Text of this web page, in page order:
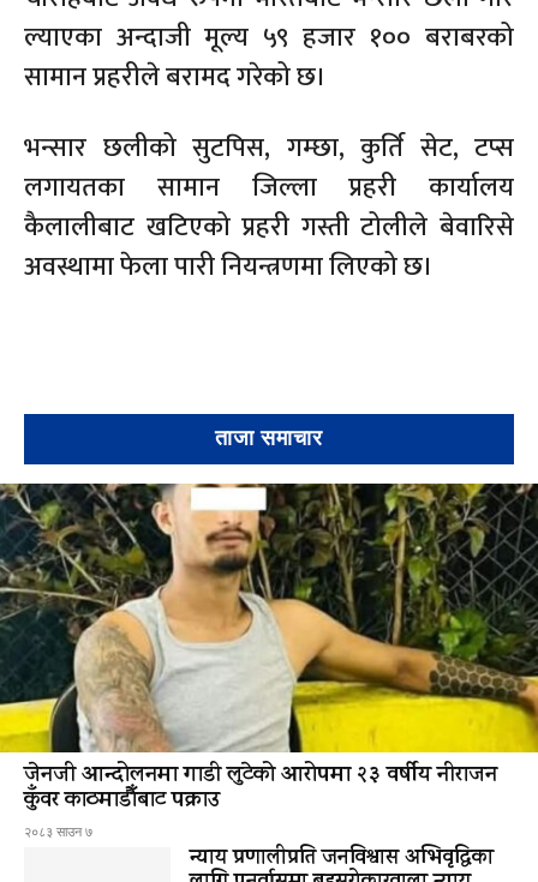
ल्याएका अन्दाजी मूल्य ५९ हजार १०० बराबरको
सामान प्रहरीले बरामद गरेको छ।
भन्सार छलीको सुटपिस, गम्छा, कुर्ति सेट, टप्स
लगायतका सामान जिल्ला प्रहरी कार्यालय
कैलालीबाट खटिएको प्रहरी गस्ती टोलीले बेवारिसे
अवस्थामा फेला पारी नियन्त्रणमा लिएको छ।
ताजा समाचार
जेनजी आन्दोलनमा गाडी लुटेको आरोपमा २३ वर्षीय नीराजन
कुँवर काठमाडौँबाट पक्राउ
२०८३ साउन ७
न्याय प्रणालीप्रति जनविश्वास अभिवृद्धिका